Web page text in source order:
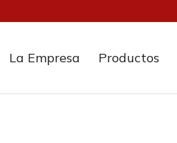
La Empresa Productos